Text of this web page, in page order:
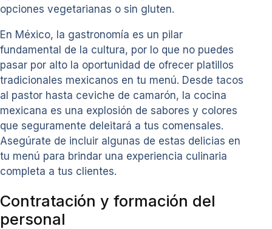
opciones vegetarianas o sin gluten.
En México, la gastronomía es un pilar
fundamental de la cultura, por lo que no puedes
pasar por alto la oportunidad de ofrecer platillos
tradicionales mexicanos en tu menú. Desde tacos
al pastor hasta ceviche de camarón, la cocina
mexicana es una explosión de sabores y colores
que seguramente deleitará a tus comensales.
Asegúrate de incluir algunas de estas delicias en
tu menú para brindar una experiencia culinaria
completa a tus clientes.
Contratación y formación del
personal